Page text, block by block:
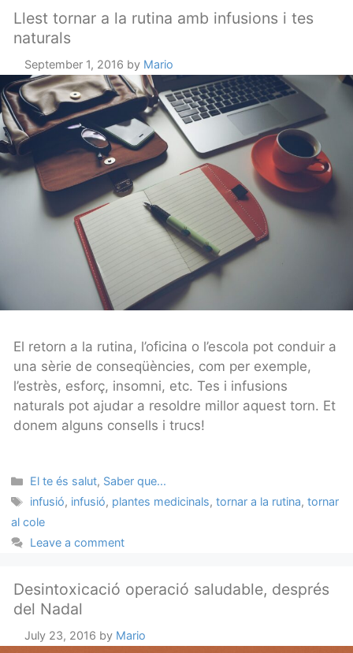
Llest tornar a la rutina amb infusions i tes
naturals
September 1, 2016 by Mario
El retorn a la rutina, l’oficina o l’escola pot conduir a
una sèrie de conseqüències, com per exemple,
l’estrès, esforç, insomni, etc. Tes i infusions
naturals pot ajudar a resoldre millor aquest torn. Et
donem alguns consells i trucs!
Categories
El te és salut, Saber que...
Tags
infusió, infusió, plantes medicinals, tornar a la rutina, tornar
al cole
Leave a comment
Desintoxicació operació saludable, després
del Nadal
July 23, 2016 by Mario